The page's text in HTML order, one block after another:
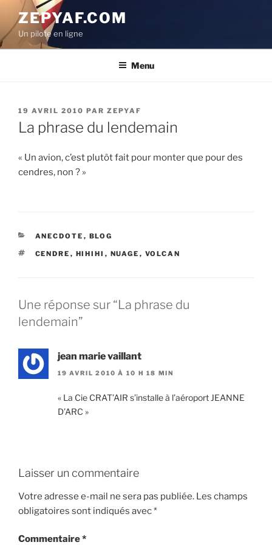
contenu
principal
ZEPYAF.COM
Un pilote en ligne
Menu
PUBLIÉ
LE
19 AVRIL 2010 PAR ZEPYAF
La phrase du lendemain
« Un avion, c’est plutôt fait pour monter que pour des
cendres, non ? »
CATÉGORIES
ANECDOTE , BLOG
ÉTIQUETTES
CENDRE , HIHIHI , NUAGE , VOLCAN
Une réponse sur “La phrase du
lendemain”
jean marie vaillant
19 AVRIL 2010 À 10 H 18 MIN
« La Cie CRAT’AIR s’installe à l’aéroport JEANNE
D’ARC »
Laisser un commentaire
Votre adresse e-mail ne sera pas publiée. Les champs
obligatoires sont indiqués avec*
Commentaire*